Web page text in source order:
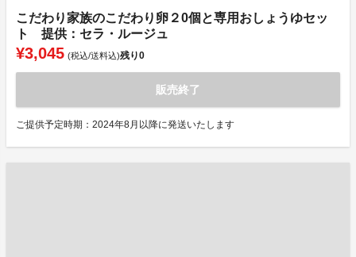
こだわり家族のこだわり卵２0個と専用おしょうゆセッ
ト 提供：セラ・ルージュ
¥3,045 (税込/送料込)残り0
販売終了
ご提供予定時期：2024年8月以降に発送いたします